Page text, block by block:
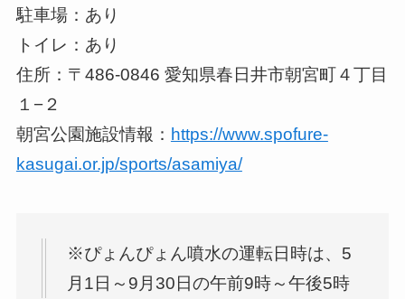
駐車場：あり
トイレ：あり
住所：〒486-0846 愛知県春日井市朝宮町４丁目
１−２
朝宮公園施設情報： https://www.spofure-
kasugai.or.jp/sports/asamiya/
※ぴょんぴょん噴水の運転日時は、5
月1日～9月30日の午前9時～午後5時